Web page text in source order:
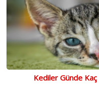
Kediler Günde